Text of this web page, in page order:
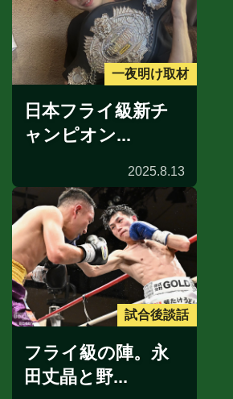
一夜明け取材
日本フライ級新チ
ャンピオン...
2025.8.13
試合後談話
フライ級の陣。永
田丈晶と野...